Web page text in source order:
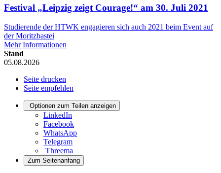
Festival „Leipzig zeigt Courage!“ am 30. Juli 2021
Studierende der HTWK engagieren sich auch 2021 beim Event auf
der Moritzbastei
Mehr Informationen
Stand
05.08.2026
Seite drucken
Seite empfehlen
Optionen zum Teilen anzeigen
LinkedIn
Facebook
WhatsApp
Telegram
Threema
Zum Seitenanfang